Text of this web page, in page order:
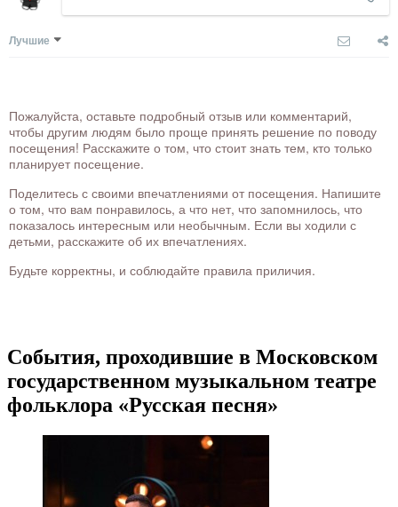
Лучшие
Пожалуйста, оставьте подробный отзыв или комментарий,
чтобы другим людям было проще принять решение по поводу
посещения! Расскажите о том, что стоит знать тем, кто только
планирует посещение.
Поделитесь с своими впечатлениями от посещения. Напишите
о том, что вам понравилось, а что нет, что запомнилось, что
показалось интересным или необычным. Если вы ходили с
детьми, расскажите об их впечатлениях.
Будьте корректны, и соблюдайте правила приличия.
События, проходившие в Московском
государственном музыкальном театре
фольклора «Русская песня»